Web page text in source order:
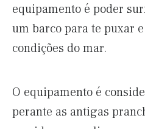
equipamento é poder
um barco para te puxar
condições do mar.
O equipamento é
perante as antigas